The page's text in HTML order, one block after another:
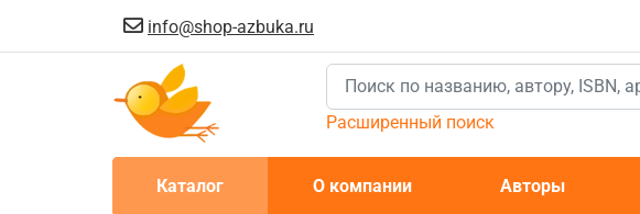
info@shop-azbuka.ru
Расширенный поиск
Каталог О компании Авторы